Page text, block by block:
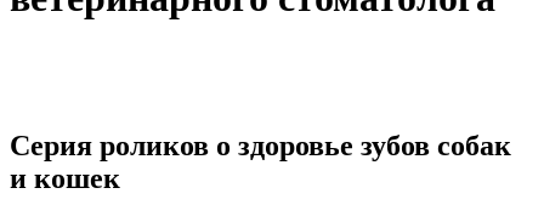
Серия роликов о здоровье зубов собак
и кошек